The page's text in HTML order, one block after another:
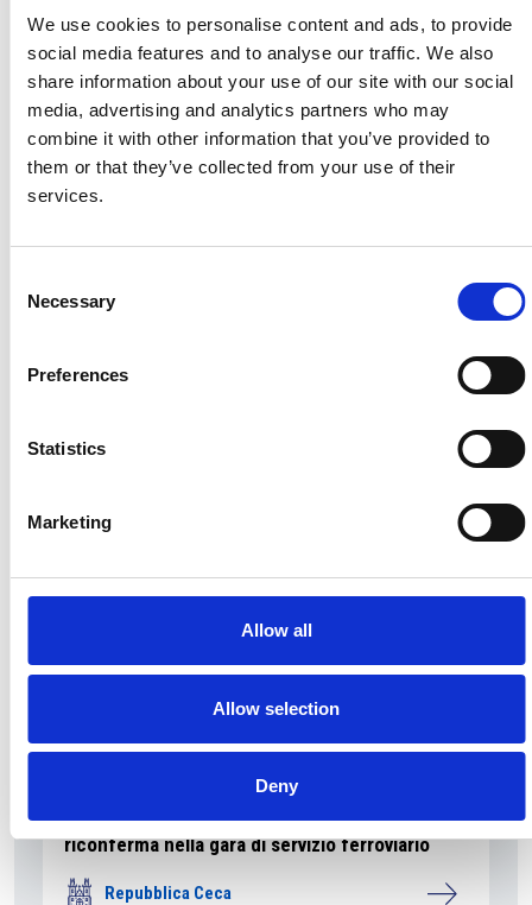
We use cookies to personalise content and ads, to provide
social media features and to analyse our traffic. We also
share information about your use of our site with our social
media, advertising and analytics partners who may
combine it with other information that you’ve provided to
them or that they’ve collected from your use of their
services.
Selection
Necessary
Preferences
Statistics
Marketing
Allow all
Allow selection
Deny
Repubblica Ceca
Repubblica Ceca
La società pubblica České dráhy verso la
riconferma nella gara di servizio ferroviario
Repubblica Ceca